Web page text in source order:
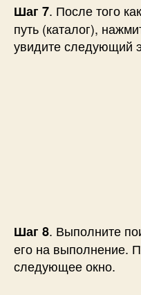
Шаг 7. После того
путь (каталог),
увидите следующий
Шаг 8. Выполните
его на выполнение.
следующее окно.